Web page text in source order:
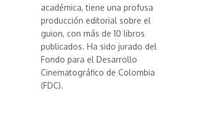
académica, tiene una profusa
producción editorial sobre el
guion, con más de 10 libros
publicados. Ha sido jurado del
Fondo para el Desarrollo
Cinematográfico de Colombia
(FDC).